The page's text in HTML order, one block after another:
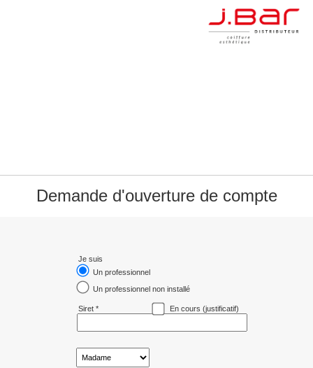
Demande d'ouverture de compte
Je suis
Un professionnel
Un professionnel non installé
Siret * En cours (justificatif)